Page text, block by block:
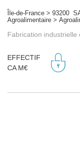
Île-de-France > 93200
Agroalimentaire >
Fabrication
EFFECTIF
CA M€